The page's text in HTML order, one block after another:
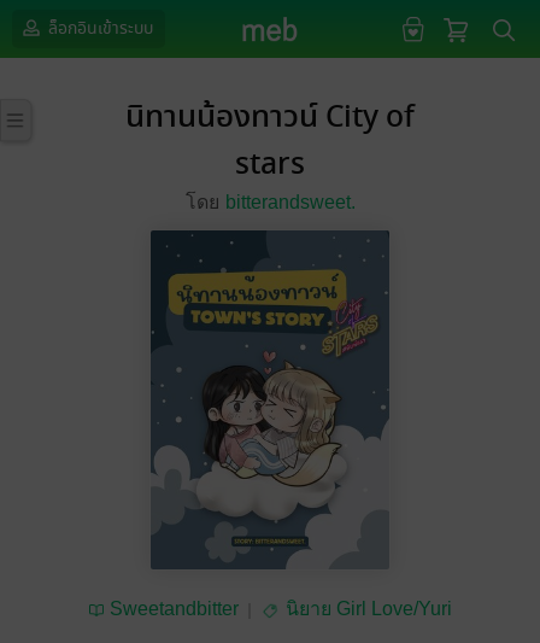
ล็อกอินเข้าระบบ
นิทานน้องทาวน์ City of
stars
โดย bitterandsweet.
Sweetandbitter นิยาย Girl Love/Yuri